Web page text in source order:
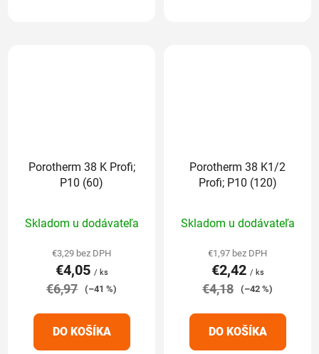
Porotherm 38 K Profi;
P10 (60)
hodnotenie
produktu
je
5,0
5
hviezdičiek.
Skladom u dodávateľa
€3,29 bez DPH
€4,05 / ks
€6,97 (–41 %)
DO KOŠÍKA
Porotherm 38 K1/2
Profi; P10 (120)
hodnotenie
produktu
je
5,0
5
hviezdičiek.
Skladom u dodávateľa
€1,97 bez DPH
€2,42 / ks
€4,18 (–42 %)
DO KOŠÍKA